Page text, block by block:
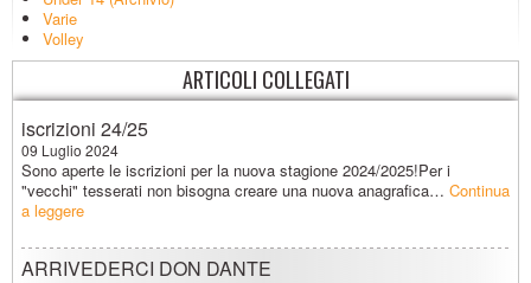
Varie
Volley
ARTICOLI COLLEGATI
iscrizioni 24/25
09 Luglio 2024
Sono aperte le iscrizioni per la nuova stagione 2024/2025!Per i
"vecchi" tesserati non bisogna creare una nuova anagrafica… Continua
a leggere
ARRIVEDERCI DON DANTE